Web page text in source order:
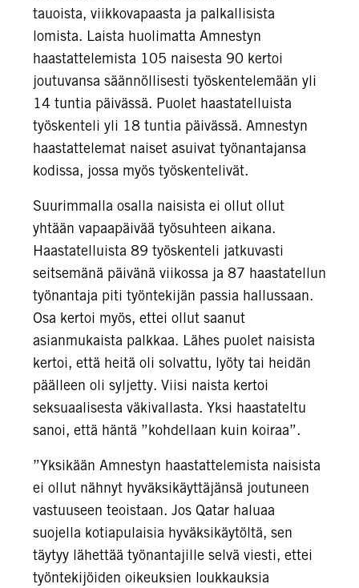
tauoista, viikkovapaasta ja palkallisista
lomista. Laista huolimatta Amnestyn
haastattelemista 105 naisesta 90 kertoi
joutuvansa säännöllisesti työskentelemään yli
14 tuntia päivässä. Puolet haastatelluista
työskenteli yli 18 tuntia päivässä. Amnestyn
haastattelemat naiset asuivat työnantajansa
kodissa, jossa myös työskentelivät.
Suurimmalla osalla naisista ei ollut ollut
yhtään vapaapäivää työsuhteen aikana.
Haastatelluista 89 työskenteli jatkuvasti
seitsemänä päivänä viikossa ja 87 haastatellun
työnantaja piti työntekijän passia hallussaan.
Osa kertoi myös, ettei ollut saanut
asianmukaista palkkaa. Lähes puolet naisista
kertoi, että heitä oli solvattu, lyöty tai heidän
päälleen oli syljetty. Viisi naista kertoi
seksuaalisesta väkivallasta. Yksi haastateltu
sanoi, että häntä ”kohdellaan kuin koiraa”.
”Yksikään Amnestyn haastattelemista naisista
ei ollut nähnyt hyväksikäyttäjänsä joutuneen
vastuuseen teoistaan. Jos Qatar haluaa
suojella kotiapulaisia hyväksikäytöltä, sen
täytyy lähettää työnantajille selvä viesti, ettei
työntekijöiden oikeuksien loukkauksia